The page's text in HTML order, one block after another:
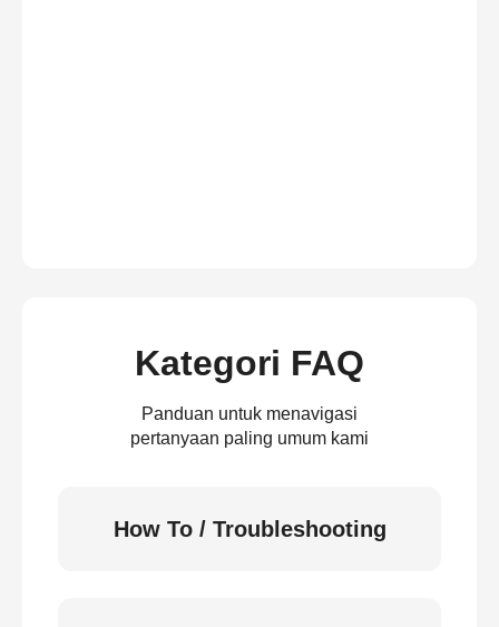
Kategori FAQ
Panduan untuk menavigasi
pertanyaan paling umum kami
How To / Troubleshooting